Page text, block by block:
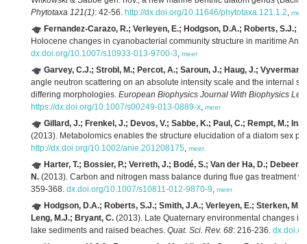
Phytotaxa 121(1): 42-56. http://dx.doi.org/10.11646/phytotaxa.121.1.2, meer
Fernandez-Carazo, R.; Verleyen, E.; Hodgson, D.A.; Roberts, S.J.;
Holocene changes in cyanobacterial community structure in maritime
dx.doi.org/10.1007/s10933-013-9700-3, meer
Garvey, C.J.; Strobl, M.; Percot, A.; Saroun, J.; Haug, J.; Vyverman,
angle neutron scattering on an absolute intensity scale and the internal
differing morphologies. European Biophysics Journal With Biophysics
https://dx.doi.org/10.1007/s00249-013-0889-x, meer
Gillard, J.; Frenkel, J.; Devos, V.; Sabbe, K.; Paul, C.; Rempt, M.;
(2013). Metabolomics enables the structure elucidation of a diatom sex
http://dx.doi.org/10.1002/anie.201208175, meer
Harter, T.; Bossier, P.; Verreth, J.; Bodé, S.; Van der Ha, D.;
N. (2013). Carbon and nitrogen mass balance during flue gas treatment
359-368. dx.doi.org/10.1007/s10811-012-9870-9, meer
Hodgson, D.A.; Roberts, S.J.; Smith, J.A.; Verleyen, E.; Sterken,
Leng, M.J.; Bryant, C. (2013). Late Quaternary environmental changes
lake sediments and raised beaches. Quat. Sci. Rev. 68: 216-236.